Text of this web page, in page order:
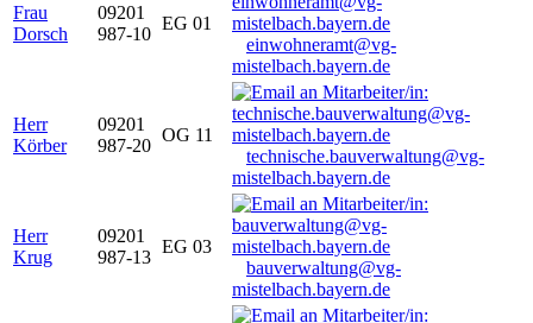
Frau
Dorsch
09201
987-10
EG 01
einwohneramt@vg-
mistelbach.bayern.de
Herr
Körber
09201
987-20
OG 11
technische.bauverwaltung@vg-
mistelbach.bayern.de
Herr
Krug
09201
987-13
EG 03
bauverwaltung@vg-
mistelbach.bayern.de